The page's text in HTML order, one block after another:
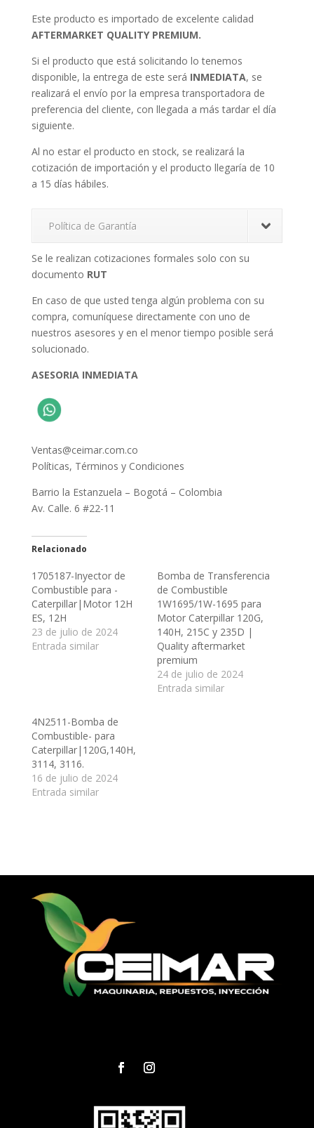
Este producto es importado de excelente calidad
AFTERMARKET QUALITY PREMIUM.
Si el producto que está solicitando lo tenemos
disponible, la entrega de este será INMEDIATA, se
realizará el envío por la empresa transportadora de
preferencia del cliente, con llegada a más tardar el día
siguiente.
Al no estar el producto en stock, se realizará la
cotización de importación y el producto llegaría de 10
a 15 días hábiles.
Política de Garantía
Se le realizan cotizaciones formales solo con su
documento RUT
En caso de que usted tenga algún problema con su
compra, comuníquese directamente con uno de
nuestros asesores y en el menor tiempo posible será
solucionado.
ASESORIA INMEDIATA
Ventas@ceimar.com.co
Políticas, Términos y Condiciones
Barrio la Estanzuela – Bogotá – Colombia
Av. Calle. 6 #22-11
Relacionado
1705187-Inyector de
Combustible para -
Caterpillar|Motor 12H
ES, 12H
23 de julio de 2024
Entrada similar
Bomba de Transferencia
de Combustible
1W1695/1W-1695 para
Motor Caterpillar 120G,
140H, 215C y 235D |
Quality aftermarket
premium
24 de julio de 2024
Entrada similar
4N2511-Bomba de
Combustible- para
Caterpillar|120G,140H,
3114, 3116.
16 de julio de 2024
Entrada similar